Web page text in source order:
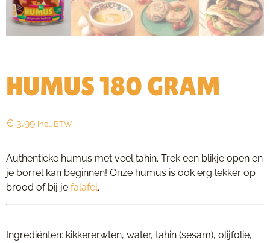
HUMUS 180 GRAM
€ 3,99 incl. BTW
Authentieke humus met veel tahin. Trek een blikje open en
je borrel kan beginnen! Onze humus is ook erg lekker op
brood of bij je falafel.
Ingrediënten: kikkererwten, water, tahin (sesam), olijfolie,